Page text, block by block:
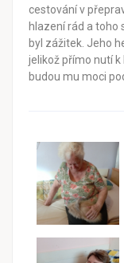
cestování v
hlazení rád a toho
byl zážitek. Jeho
jelikož přímo nutí k
budou mu moci